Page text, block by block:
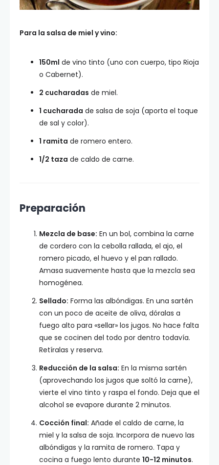
Para la salsa de miel y vino:
150ml de vino tinto (uno con cuerpo, tipo Rioja
o Cabernet).
2 cucharadas de miel.
1 cucharada de salsa de soja (aporta el toque
de sal y color).
1 ramita de romero entero.
1/2 taza de caldo de carne.
Preparación
Mezcla de base: En un bol, combina la carne
de cordero con la cebolla rallada, el ajo, el
romero picado, el huevo y el pan rallado.
Amasa suavemente hasta que la mezcla sea
homogénea.
Sellado: Forma las albóndigas. En una sartén
con un poco de aceite de oliva, dóralas a
fuego alto para «sellar» los jugos. No hace falta
que se cocinen del todo por dentro todavía.
Retíralas y reserva.
Reducción de la salsa: En la misma sartén
(aprovechando los jugos que soltó la carne),
vierte el vino tinto y raspa el fondo. Deja que el
alcohol se evapore durante 2 minutos.
Cocción final: Añade el caldo de carne, la
miel y la salsa de soja. Incorpora de nuevo las
albóndigas y la ramita de romero. Tapa y
cocina a fuego lento durante 10-12 minutos.